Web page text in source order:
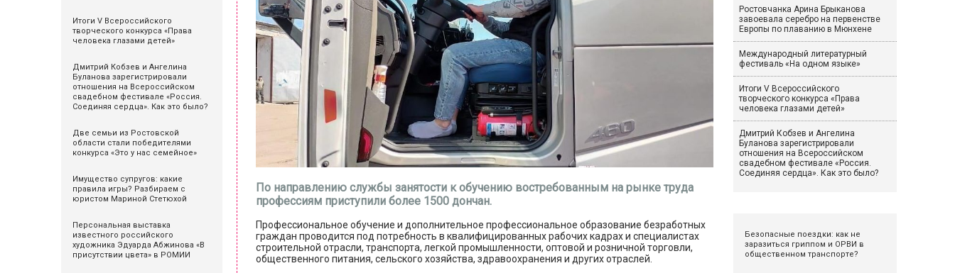
Итоги V Всероссийского
творческого конкурса «Права
человека глазами детей»
Дмитрий Кобзев и Ангелина
Буланова зарегистрировали
отношения на Всероссийском
свадебном фестивале «Россия.
Соединяя сердца». Как это было?
Две семьи из Ростовской
области стали победителями
конкурса «Это у нас семейное»
Имущество супругов: какие
правила игры? Разбираем с
юристом Мариной Стетюхой
Персональная выставка
известного российского
художника Эдуарда Абжинова «В
присутствии цвета» в РОМИИ
По направлению службы занятости к обучению востребованным на рынке труда
профессиям приступили более 1500 дончан.
Профессиональное обучение и дополнительное профессиональное образование безработных
граждан проводится под потребность в квалифицированных рабочих кадрах и специалистах
строительной отрасли, транспорта, легкой промышленности, оптовой и розничной торговли,
общественного питания, сельского хозяйства, здравоохранения и других отраслей.
Ростовчанка Арина Брыканова
завоевала серебро на первенстве
Европы по плаванию в Мюнхене
Международный литературный
фестиваль «На одном языке»
Итоги V Всероссийского
творческого конкурса «Права
человека глазами детей»
Дмитрий Кобзев и Ангелина
Буланова зарегистрировали
отношения на Всероссийском
свадебном фестивале «Россия.
Соединяя сердца». Как это было?
Безопасные поездки: как не
заразиться гриппом и ОРВИ в
общественном транспорте?